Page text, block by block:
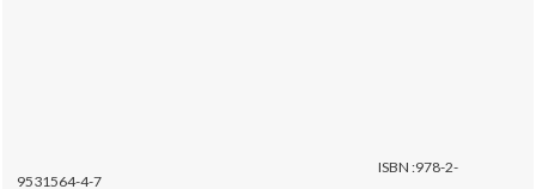
ISBN :978-2-
9531564-4-7